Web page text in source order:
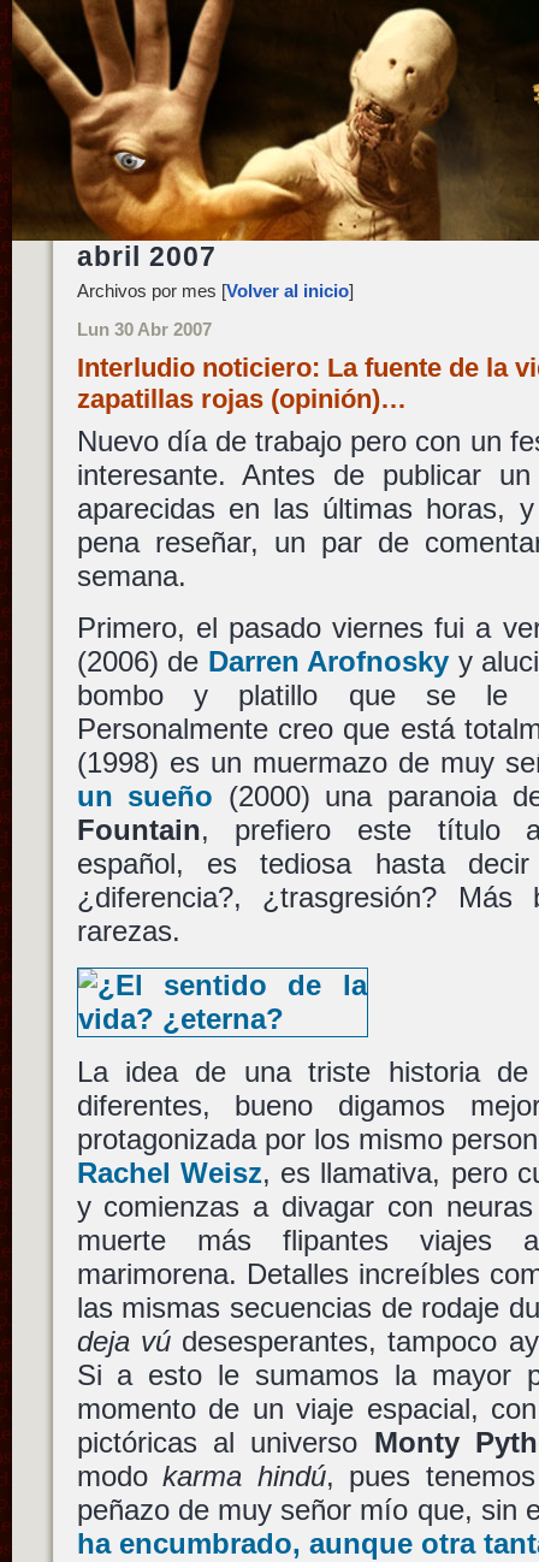
abril 2007
Archivos por mes [Volver al inicio]
Lun 30 Abr 2007
Interludio noticiero: La fuente de la
zapatillas rojas (opinión)…
Nuevo día de trabajo pero con un
interesante. Antes de publicar
aparecidas en las últimas horas,
pena reseñar, un par de
semana.
Primero, el pasado viernes fui a
(2006) de Darren Arofnosky y
bombo y platillo que se le
Personalmente creo que está
(1998) es un muermazo de muy
un sueño (2000) una paranoia
Fountain, prefiero este título
español, es tediosa hasta decir
¿diferencia?, ¿trasgresión?
rarezas.
La idea de una triste historia
diferentes, bueno digamos
protagonizada por los mismo
Rachel Weisz, es llamativa, pero
y comienzas a divagar con
muerte más flipantes viajes
marimorena. Detalles increíbles
las mismas secuencias de rodaje
deja vúdesesperantes, tampoco
Si a esto le sumamos la mayor
momento de un viaje espacial,
pictóricas al universo Monty
modokarma hindú, pues
peñazo de muy señor mío que, sin
ha encumbrado, aunque otra